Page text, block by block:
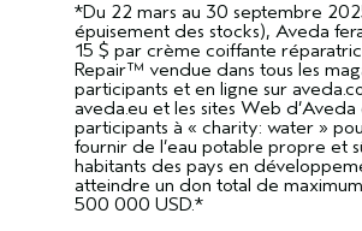
*Du 22 mars au 30 septembre
épuisement des stocks), Aveda
15 $ par crème coiffante
Repair™ vendue dans tous les
participants et en ligne sur
aveda.eu et les sites Web d’Aveda
participants à « charity: water »
fournir de l’eau potable propre et
habitants des pays en
atteindre un don total de maximum
500 000 USD.*